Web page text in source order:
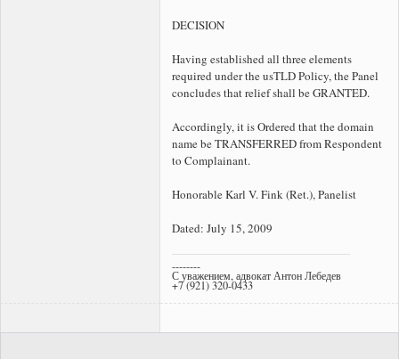
DECISION
Having established all three elements
required under the usTLD Policy, the Panel
concludes that relief shall be GRANTED.
Accordingly, it is Ordered that thedomain
name be TRANSFERRED from Respondent
to Complainant.
Honorable Karl V. Fink (Ret.), Panelist
Dated: July 15, 2009
--------
С уважением, адвокат Антон Лебедев
+7 (921) 320-0433